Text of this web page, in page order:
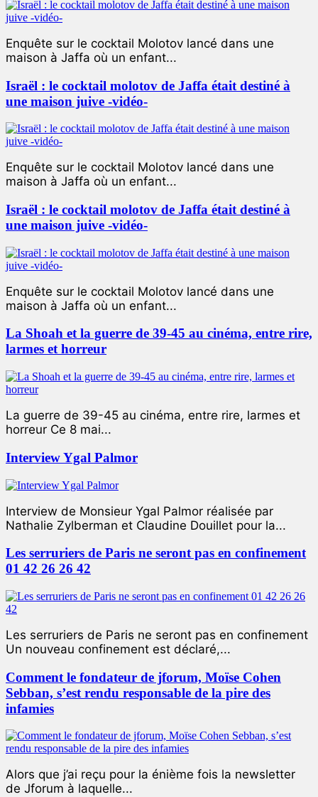
Enquête sur le cocktail Molotov lancé dans une
maison à Jaffa où un enfant...
Israël : le cocktail molotov de Jaffa était destiné à
une maison juive -vidéo-
Enquête sur le cocktail Molotov lancé dans une
maison à Jaffa où un enfant...
Israël : le cocktail molotov de Jaffa était destiné à
une maison juive -vidéo-
Enquête sur le cocktail Molotov lancé dans une
maison à Jaffa où un enfant...
La Shoah et la guerre de 39-45 au cinéma, entre rire,
larmes et horreur
La guerre de 39-45 au cinéma, entre rire, larmes et
horreur Ce 8 mai...
Interview Ygal Palmor
Interview de Monsieur Ygal Palmor réalisée par
Nathalie Zylberman et Claudine Douillet pour la...
Les serruriers de Paris ne seront pas en confinement
01 42 26 26 42
Les serruriers de Paris ne seront pas en confinement
Un nouveau confinement est déclaré,...
Comment le fondateur de jforum, Moïse Cohen
Sebban, s’est rendu responsable de la pire des
infamies
Alors que j’ai reçu pour la énième fois la newsletter
de Jforum à laquelle...